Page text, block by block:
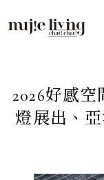
2026好感
燈展出、